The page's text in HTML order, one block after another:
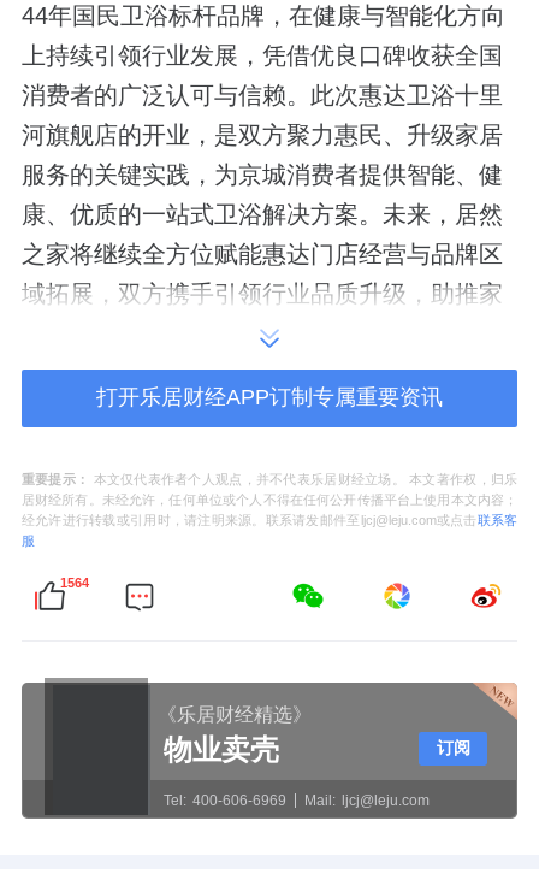
44年国民卫浴标杆品牌，在健康与智能化方向
上持续引领行业发展，凭借优良口碑收获全国
消费者的广泛认可与信赖。此次惠达卫浴十里
河旗舰店的开业，是双方聚力惠民、升级家居
服务的关键实践，为京城消费者提供智能、健
康、优质的一站式卫浴解决方案。未来，居然
之家将继续全方位赋能惠达门店经营与品牌区
域拓展，双方携手引领行业品质升级，助推家
北京家居行业协会秘书长郑秀苗、居然之家十
对惠达卫浴居然之家十里河旗舰店的重装开业
送上祝福与期待。
场景化体验升级 十里河旗舰店焕新亮相
打开乐居财经APP订制专属重要资讯
重要提示：
本文仅代表作者个人观点，并不代表乐居财经立场。 本文著作权，归乐
居财经所有。未经允许，任何单位或个人不得在任何公开传播平台上使用本文内容；
经允许进行转载或引用时，请注明来源。联系请发邮件至ljcj@leju.com或点击联系客
服
1564
《乐居财经精选》
物业卖壳
Tel: 400-606-6969 Mail: ljcj@leju.com
订阅